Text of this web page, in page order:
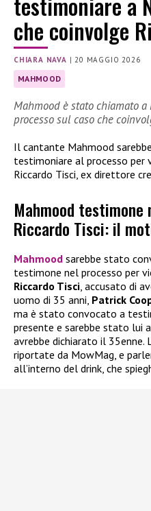
che coinvolge
CHIARA NAVA | 20 MAGGIO 2026
MAHMOOD
Mahmood è stato chiamato
processo sul caso che
Il cantante Mahmood
testimoniare al processo per
Riccardo Tisci, ex direttore
Mahmood
Riccardo Tisci: il
Mahmood sarebbe stato
testimone nel processo per
Riccardo Tisci , accusato di
uomo di 35 anni, Patrick
ma è stato convocato a
presente e sarebbe stato lui
avrebbe dichiarato il 35enne.
riportate da MowMag, e
all’interno del drink, che